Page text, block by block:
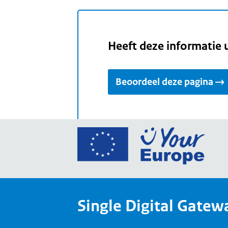
Heeft deze informatie
Beoordeel deze pagina
Ga
Your
Single Digital